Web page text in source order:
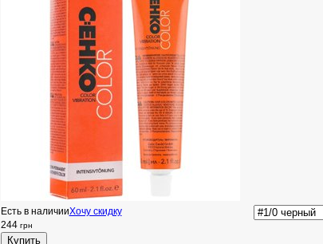
Хочу скидку
Есть в наличии
244 грн